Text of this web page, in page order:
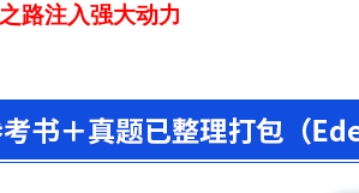
之路注入强大动力